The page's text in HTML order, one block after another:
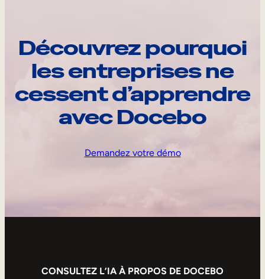
Découvrez pourquoi
les entreprises ne
cessent d’apprendre
avec Docebo
Demandez votre démo
CONSULTEZ L’IA À PROPOS DE DOCEBO